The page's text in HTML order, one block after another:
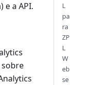
e a API.
L
pa
ra
ZP
L
W
eb
se